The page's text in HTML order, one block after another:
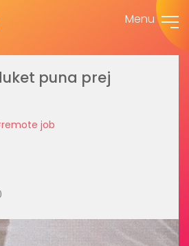
Menu
puna prej
job